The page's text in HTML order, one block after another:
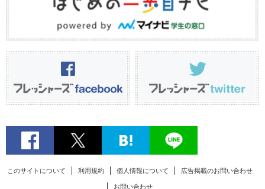
このサイトについて 利用規約 個人情報について 広告掲載のお問い合わせ
お問い合わせ